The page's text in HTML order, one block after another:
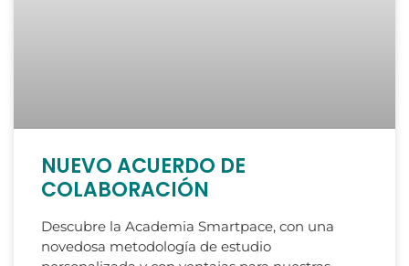
NUEVO ACUERDO DE
COLABORACIÓN
Descubre la Academia Smartpace, con una
novedosa metodología de estudio